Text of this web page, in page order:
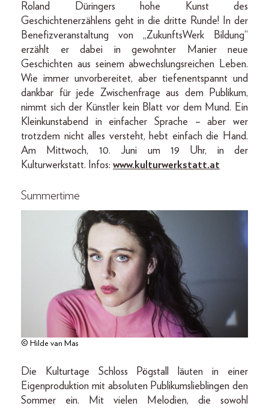
Roland Düringers hohe Kunst des
Geschichtenerzählens geht in die dritte Runde! In der
Benefizveranstaltung von „ZukunftsWerk Bildung“
erzählt er dabei in gewohnter Manier neue
Geschichten aus seinem abwechslungsreichen Leben.
Wie immer unvorbereitet, aber tiefenentspannt und
dankbar für jede Zwischenfrage aus dem Publikum,
nimmt sich der Künstler kein Blatt vor dem Mund. Ein
Kleinkunstabend in einfacher Sprache – aber wer
trotzdem nicht alles versteht, hebt einfach die Hand.
Am Mittwoch, 10. Juni um 19 Uhr, in der
Kulturwerkstatt. Infos: www.kulturwerkstatt.at
Summertime
© Hilde van Mas
Die Kulturtage Schloss Pögstall läuten in einer
Eigenproduktion mit absoluten Publikumslieblingen den
Sommer ein. Mit vielen Melodien, die sowohl